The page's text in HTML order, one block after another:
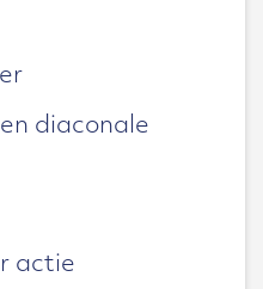
diaconale
actie